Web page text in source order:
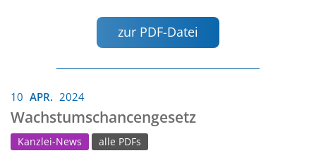
zur PDF-Datei
10 APR. 2024
Wachstumschancengesetz
Kanzlei-News alle PDFs